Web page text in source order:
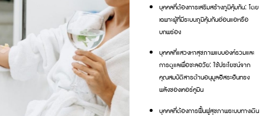
บุคคลที่ต้องการเสริมสร้างภูมิคุ้มกัน: โดย
เฉพาะผู้ที่มีระบบภูมิคุ้มกันอ่อนแอหรือ
บกพร่อง
บุคคลที่แสวงหาสุขภาพแบบองค์รวมและ
การดูแลเพื่อชะลอวัย: ใช้ประโยชน์จาก
คุณสมบัติสารต้านอนุมูลอิสระอันทรง
พลังของเคอร์คูมิน
บุคคลที่ต้องการฟื้นฟูสุขภาพระบบทางเดิน